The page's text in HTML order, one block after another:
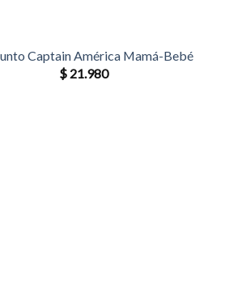
Captain América Mamá-Bebé
$ 21.980